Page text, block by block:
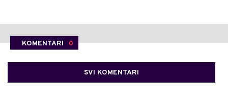
KOMENTARI 0
SVI KOMENTARI